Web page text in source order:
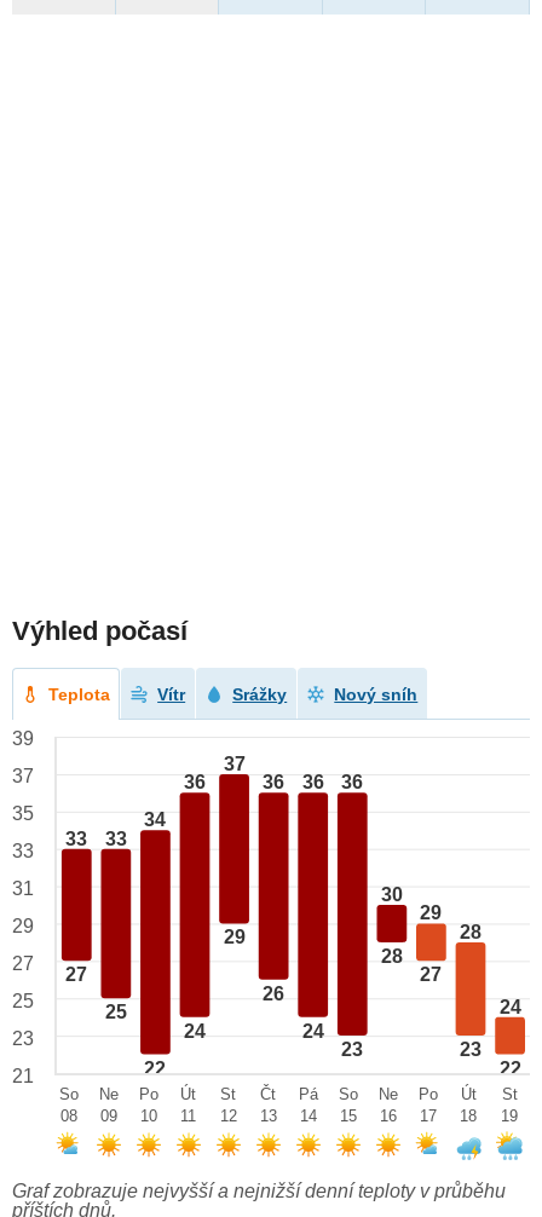
Výhled počasí
Teplota Vítr Srážky Nový sníh
33
27
33
25
34
22
36
24
37
29
36
26
36
24
36
23
30
28
29
27
28
23
24
22
39
37
35
33
31
29
27
25
23
21
So
08
Ne
09
Po
10
Út
11
St
12
Čt
13
Pá
14
So
15
Ne
16
Po
17
Út
18
St
19
Graf zobrazuje nejvyšší a nejnižší denní teploty v průběhu
příštích dnů.